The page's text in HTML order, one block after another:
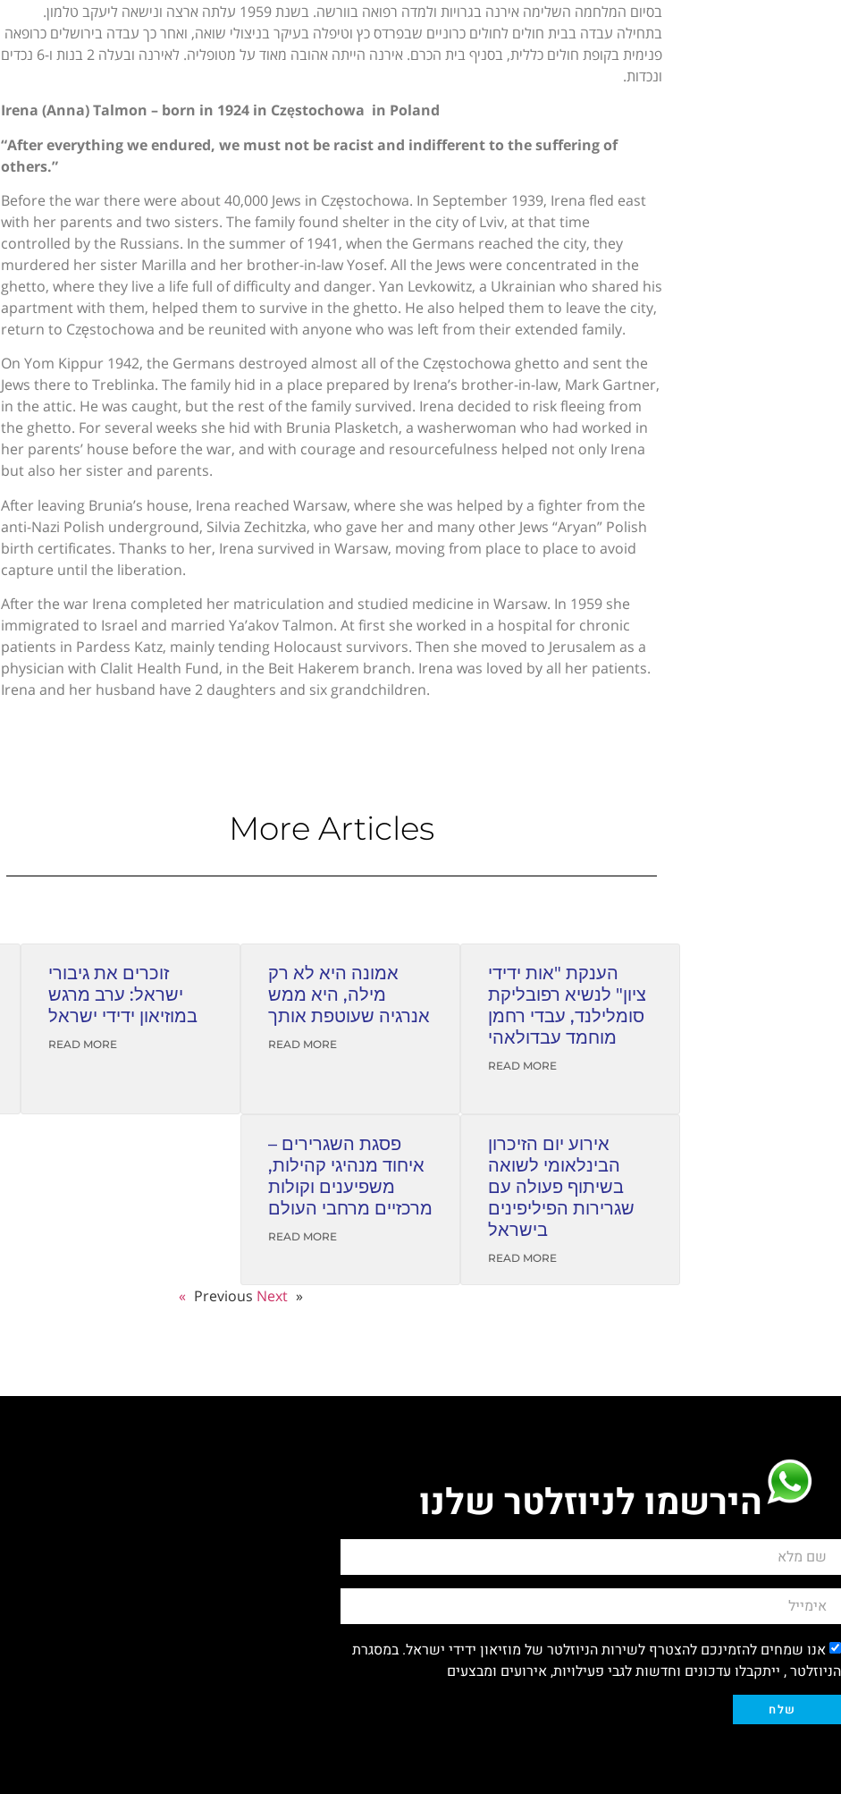
בסיום המלחמה השלימה אירנה בגרויות ולמדה רפואה בוורשה. בשנת 1959 עלתה ארצה ונישאה ליעקב טלמון.
בתחילה עבדה בבית חולים לחולים כרוניים שבפרדס כץ וטיפלה בעיקר בניצולי שואה, ואחר כך עבדה בירושלים כרופאה
פנימית בקופת חולים כללית, בסניף בית הכרם. אירנה הייתה אהובה מאוד על מטופליה. לאירנה ובעלה 2 בנות ו-6 נכדים
ונכדות.
Irena (Anna) Talmon – born in 1924 in Częstochowa in Poland
“After everything we endured, we must not be racist and indifferent to the suffering of
others.”
Before the war there were about 40,000 Jews in Częstochowa. In September 1939, Irena fled east
with her parents and two sisters. The family found shelter in the city of Lviv, at that time
controlled by the Russians. In the summer of 1941, when the Germans reached the city, they
murdered her sister Marilla and her brother-in-law Yosef. All the Jews were concentrated in the
ghetto, where they live a life full of difficulty and danger. Yan Levkowitz, a Ukrainian who shared his
apartment with them, helped them to survive in the ghetto. He also helped them to leave the city,
return to Częstochowa and be reunited with anyone who was left from their extended family.
On Yom Kippur 1942, the Germans destroyed almost all of the Częstochowa ghetto and sent the
Jews there to Treblinka. The family hid in a place prepared by Irena’s brother-in-law, Mark Gartner,
in the attic. He was caught, but the rest of the family survived. Irena decided to risk fleeing from
the ghetto. For several weeks she hid with Brunia Plasketch, a washerwoman who had worked in
her parents’ house before the war, and with courage and resourcefulness helped not only Irena
but also her sister and parents.
After leaving Brunia’s house, Irena reached Warsaw, where she was helped by a fighter from the
anti-Nazi Polish underground, Silvia Zechitzka, who gave her and many other Jews “Aryan” Polish
birth certificates. Thanks to her, Irena survived in Warsaw, moving from place to place to avoid
capture until the liberation.
After the war Irena completed her matriculation and studied medicine in Warsaw. In 1959 she
immigrated to Israel and married Ya’akov Talmon. At first she worked in a hospital for chronic
patients in Pardess Katz, mainly tending Holocaust survivors. Then she moved to Jerusalem as a
physician with Clalit Health Fund, in the Beit Hakerem branch. Irena was loved by all her patients.
Irena and her husband have 2 daughters and six grandchildren.
More Articles
הענקת "אות ידידי
ציון" לנשיא רפובליקת
סומלילנד, עבדי רחמן
מוחמד עבדולאהי
READ MORE
אמונה היא לא רק
מילה, היא ממש
אנרגיה שעוטפת אותך
READ MORE
זוכרים את גיבורי
ישראל: ערב מרגש
במוזיאון ידידי ישראל
READ MORE
אירוע יום הזיכרון
הבינלאומי לשואה
בשיתוף פעולה עם
שגרירות הפיליפינים
בישראל
READ MORE
פסגת השגרירים –
איחוד מנהיגי קהילות,
משפיענים וקולות
מרכזיים מרחבי העולם
READ MORE
« Previous
Next »
הירשמו לניוזלטר שלנו
אנו שמחים להזמינכם להצטרף לשירות הניוזלטר של מוזיאון ידידי ישראל. במסגרת
הניוזלטר , ייתקבלו עדכונים וחדשות לגבי פעילויות, אירועים ומבצעים
שלח